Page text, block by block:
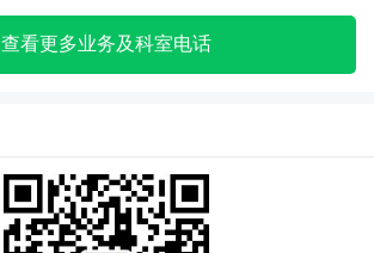
查看更多业务及科室电话